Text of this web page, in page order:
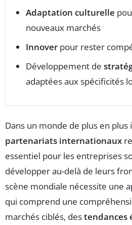
Adaptation culturelle
nouveaux marchés
Innover pour rester
Développement de
adaptées aux spécificités
Dans un monde de plus en
partenariats internationaux
essentiel pour les entreprises
développer au-delà de leurs
scène mondiale nécessite une
qui comprend une
marchés ciblés, destendances